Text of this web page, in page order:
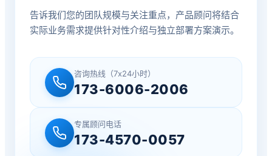
告诉我们您的团队规模与关注重点，产品顾问将结合
实际业务需求提供针对性介绍与独立部署方案演示。
咨询热线（7x24小时）
173-6006-2006
专属顾问电话
173-4570-0057